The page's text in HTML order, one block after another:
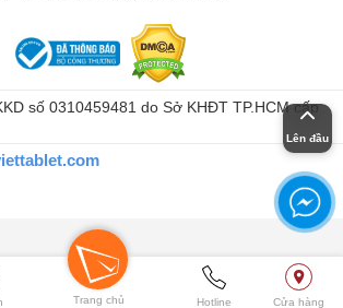
Trang chủ Hotline Cửa hàng
số 0310459481 do Sở KHĐT TP.HCM cấp
Lên đầu